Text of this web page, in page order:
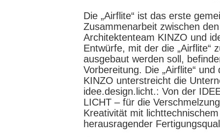
Die „Airflite“ ist das erste
Zusammenarbeit zwischen
Architektenteam KINZO und
Entwürfe, mit der die „Airflite“
ausgebaut werden soll,
Vorbereitung. Die „Airflite“
KINZO unterstreicht die
idee.design.licht.: Von der
LICHT – für die
Kreativität mit
herausragender